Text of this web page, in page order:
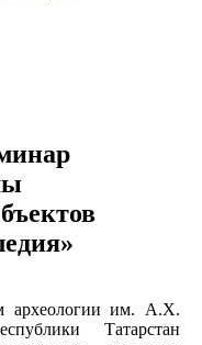
археологии им. А.Х.
Татарстан